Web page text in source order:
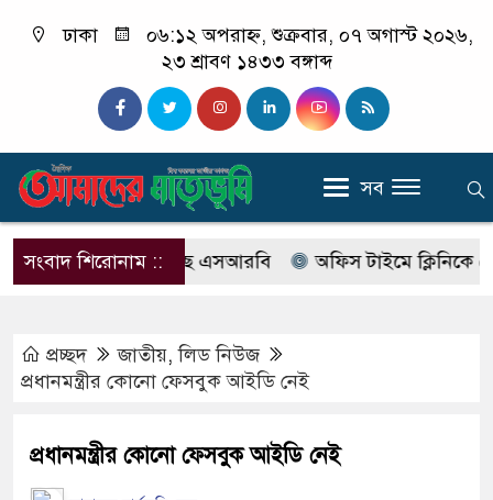
ঢাকা
০৬:১২ অপরাহ্ন, শুক্রবার, ০৭ অগাস্ট ২০২৬,
২৩ শ্রাবণ ১৪৩৩ বঙ্গাব্দ
সব
সংবাদ শিরোনাম ::
নাম বদলে আসছে এসআরবি অফিস টাইমে ক্লিনিকে রোগী
প্রচ্ছদ জাতীয়,লিড নিউজ
প্রধানমন্ত্রীর কোনো ফেসবুক আইডি নেই
প্রধানমন্ত্রীর কোনো ফেসবুক আইডি নেই